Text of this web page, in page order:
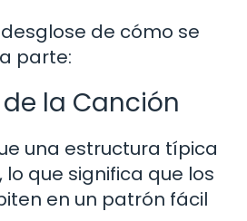
de cómo se
parte:
la Canción
una estructura típica
que significa que los
en un patrón fácil